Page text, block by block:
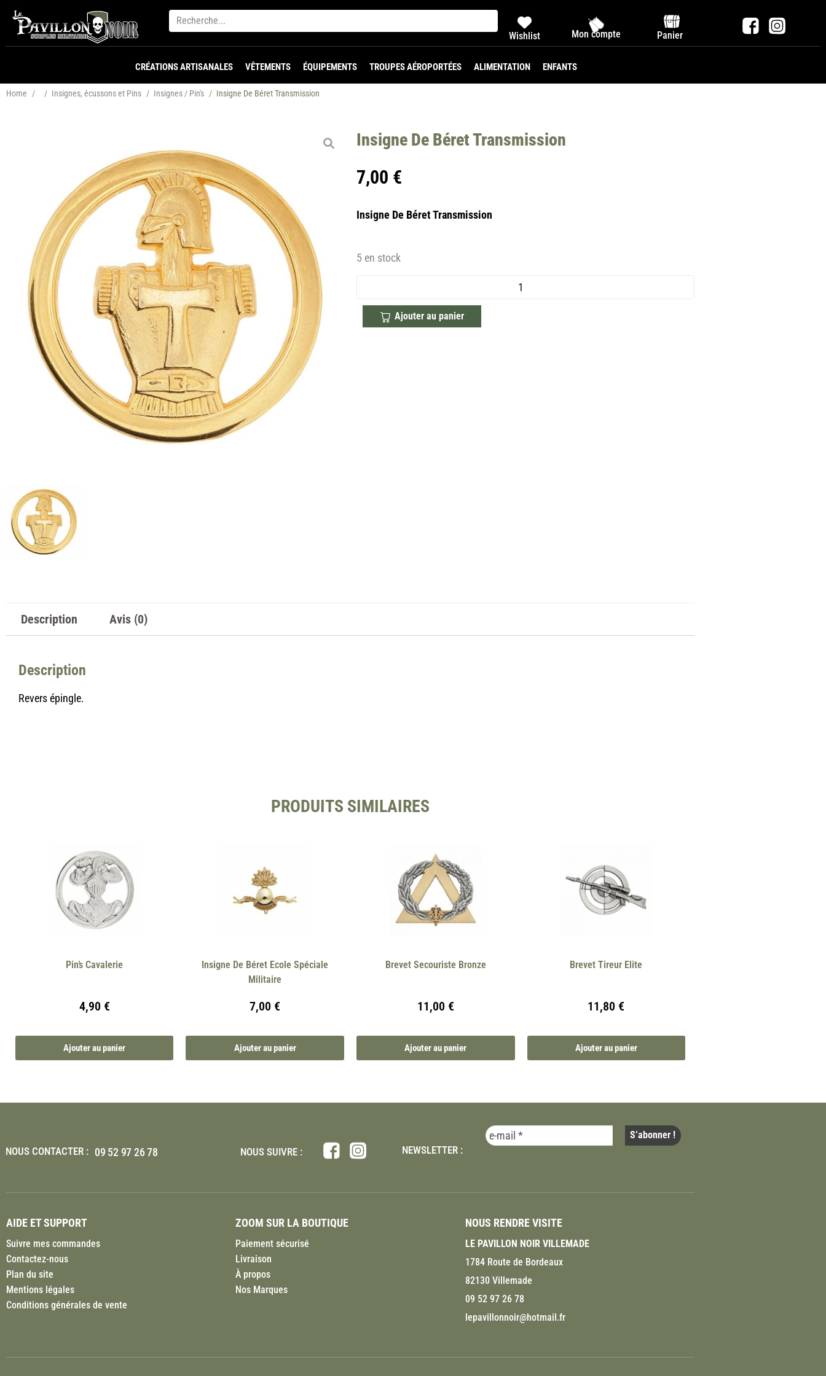
Wishlist Mon compte Panier
CRÉATIONS ARTISANALES VÊTEMENTS ÉQUIPEMENTS TROUPES AÉROPORTÉES ALIMENTATION ENFANTS
Home / / Insignes, écussons et Pins / Insignes / Pin's / Insigne De Béret Transmission
Insigne De Béret Transmission
7,00 €
Insigne De Béret Transmission
5 en stock
Ajouter au panier
Description Avis (0)
Description
Revers épingle.
PRODUITS SIMILAIRES
Pin’s Cavalerie
4,90 €
Ajouter au panier
Insigne De Béret Ecole Spéciale
Militaire
7,00 €
Ajouter au panier
Brevet Secouriste Bronze
11,00 €
Ajouter au panier
Brevet Tireur Elite
11,80 €
Ajouter au panier
NOUS CONTACTER : 09 52 97 26 78 NOUS SUIVRE : NEWSLETTER :
AIDE ET SUPPORT
Suivre mes commandes
Contactez-nous
Plan du site
Mentions légales
Conditions générales de vente
ZOOM SUR LA BOUTIQUE
Paiement sécurisé
Livraison
À propos
Nos Marques
NOUS RENDRE VISITE
LE PAVILLON NOIR VILLEMADE
1784 Route de Bordeaux
82130 Villemade
09 52 97 26 78
lepavillonnoir@hotmail.fr